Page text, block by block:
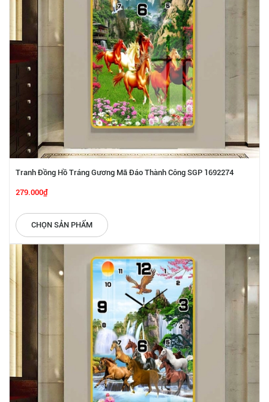
Tranh Đồng Hồ Tráng Gương Mã Đáo Thành Công SGP 1692274
279.000₫
CHỌN SẢN PHẨM